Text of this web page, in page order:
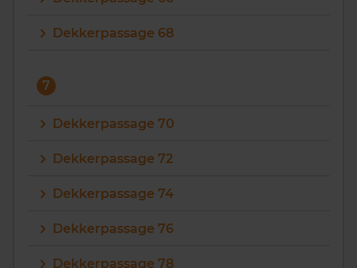
Dekkerpassage 68
7
Dekkerpassage 70
Dekkerpassage 72
Dekkerpassage 74
Dekkerpassage 76
Dekkerpassage 78